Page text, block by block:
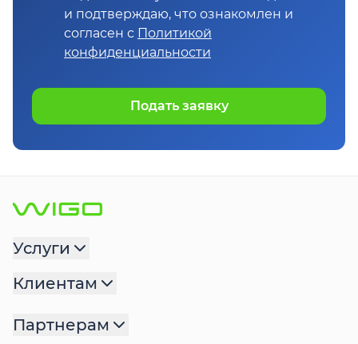
и подтверждаю, что ознакомлен и
согласен с Политикой
конфиденциальности
Подать заявку
Услуги
Клиентам
Партнерам